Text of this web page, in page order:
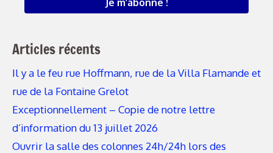
Articles récents
Il y a le feu rue Hoffmann, rue de la Villa Flamande et
rue de la Fontaine Grelot
Exceptionnellement – Copie de notre lettre
d’information du 13 juillet 2026
Ouvrir la salle des colonnes 24h/24h lors des